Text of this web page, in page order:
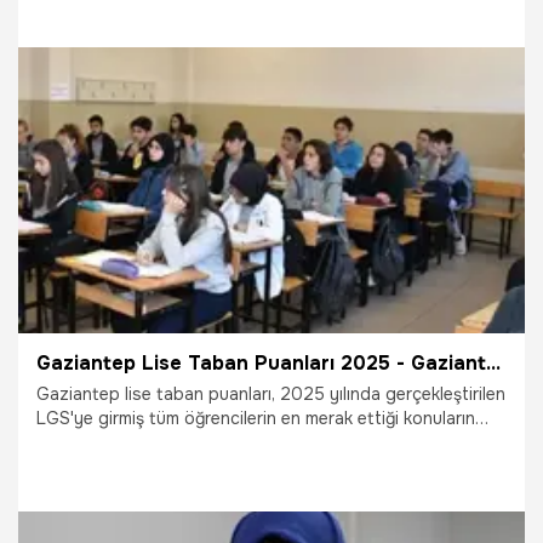
14.07.2025 Bursa
Gaziantep Lise Taban Puanları 2025 - Gaziantep Fen, Anadolu, İmam Hatip ve Meslek Lisesi (LGS) yüzdelik dilimleri ve sıralamaları
Gaziantep lise taban puanları, 2025 yılında gerçekleştirilen
LGS'ye girmiş tüm öğrencilerin en merak ettiği konuların